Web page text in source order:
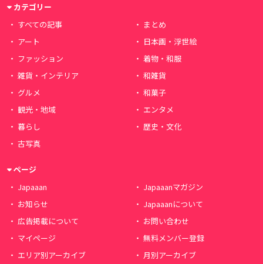
カテゴリー
すべての記事
まとめ
アート
日本画・浮世絵
ファッション
着物・和服
雑貨・インテリア
和雑貨
グルメ
和菓子
観光・地域
エンタメ
暮らし
歴史・文化
古写真
ページ
Japaaan
Japaaanマガジン
お知らせ
Japaaanについて
広告掲載について
お問い合わせ
マイページ
無料メンバー登録
エリア別アーカイブ
月別アーカイブ